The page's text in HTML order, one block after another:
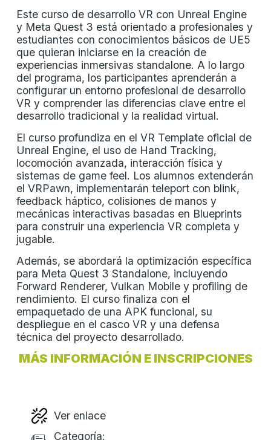
Este curso de desarrollo VR con Unreal Engine
y Meta Quest 3 está orientado a profesionales y
estudiantes con conocimientos básicos de UE5
que quieran iniciarse en la creación de
experiencias inmersivas standalone. A lo largo
del programa, los participantes aprenderán a
configurar un entorno profesional de desarrollo
VR y comprender las diferencias clave entre el
desarrollo tradicional y la realidad virtual.
El curso profundiza en el VR Template oficial de
Unreal Engine, el uso de Hand Tracking,
locomoción avanzada, interacción física y
sistemas de game feel. Los alumnos extenderán
el VRPawn, implementarán teleport con blink,
feedback háptico, colisiones de manos y
mecánicas interactivas basadas en Blueprints
para construir una experiencia VR completa y
jugable.
Además, se abordará la optimización específica
para Meta Quest 3 Standalone, incluyendo
Forward Renderer, Vulkan Mobile y profiling de
rendimiento. El curso finaliza con el
empaquetado de una APK funcional, su
despliegue en el casco VR y una defensa
técnica del proyecto desarrollado.
MÁS INFORMACIÓN E INSCRIPCIONES
Ver enlace
Categoría: